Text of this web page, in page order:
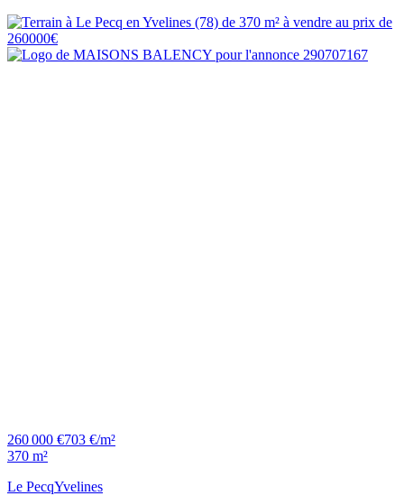
260 000 €703 €/m²
370 m²
Le PecqYvelines